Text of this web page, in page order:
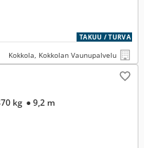
TAKUU / TURVA
Kokkola, Kokkolan Vaunupalvelu
kg ● 9,2 m